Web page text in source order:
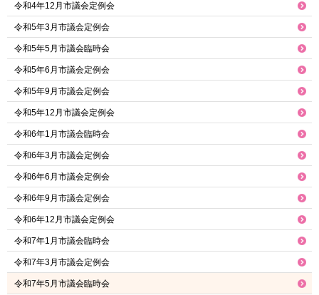
令和4年12月市議会定例会
令和5年3月市議会定例会
令和5年5月市議会臨時会
令和5年6月市議会定例会
令和5年9月市議会定例会
令和5年12月市議会定例会
令和6年1月市議会臨時会
令和6年3月市議会定例会
令和6年6月市議会定例会
令和6年9月市議会定例会
令和6年12月市議会定例会
令和7年1月市議会臨時会
令和7年3月市議会定例会
令和7年5月市議会臨時会